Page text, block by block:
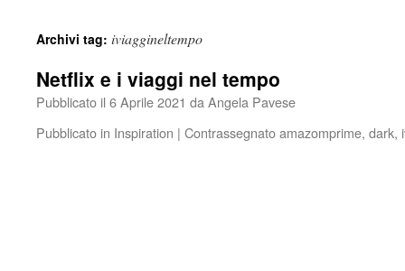
Archivi tag: iviaggineltempo
Netflix e i viaggi nel tempo
Pubblicato il 6 Aprile 2021 da Angela Pavese
Pubblicato in Inspiration | Contrassegnatoamazomprime, dark,